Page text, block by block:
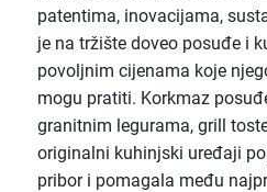
patentima, inovacijama,
je na tržište doveo posuđe i
povoljnim cijenama koje
mogu pratiti. Korkmaz
granitnim legurama, grill
originalni kuhinjski uređaji
pribor i pomagala među